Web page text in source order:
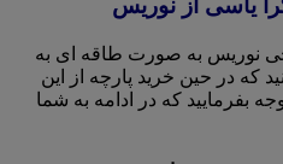
نوریس به صورت طاقه ای به
که در حین خرید پارچه از این
بفرمایید که در ادامه به شما